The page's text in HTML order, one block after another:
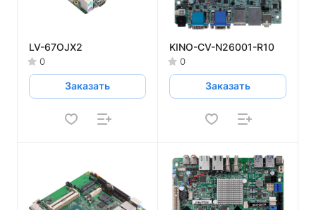
LV-67OJX2
0
Заказать
KINO-CV-N26001-R10
0
Заказать